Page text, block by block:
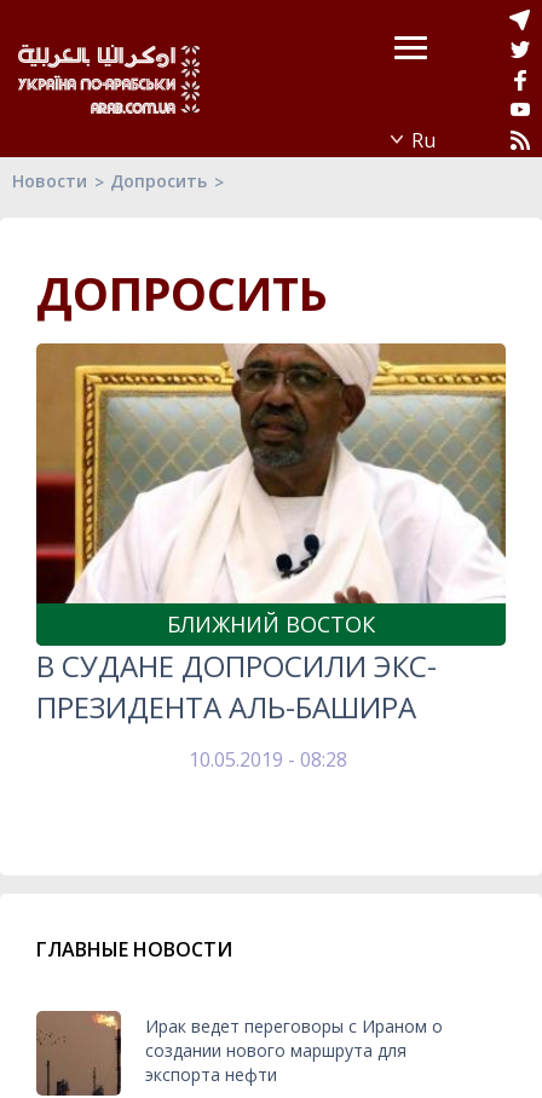
Новости Допросить
ДОПРОСИТЬ
БЛИЖНИЙ ВОСТОК
В СУДАНЕ ДОПРОСИЛИ ЭКС-
ПРЕЗИДЕНТА АЛЬ-БАШИРА
10.05.2019 - 08:28
ГЛАВНЫЕ НОВОСТИ
Ирак ведет переговоры с Ираном о
создании нового маршрута для
экспорта нефти